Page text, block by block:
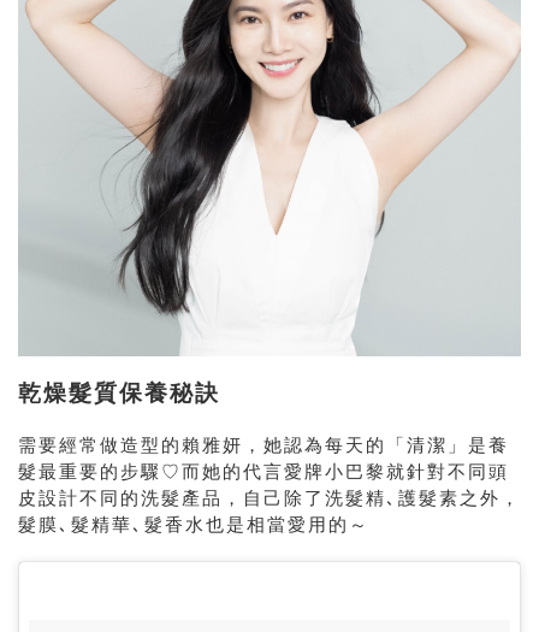
乾燥髮質保養秘訣
需要經常做造型的賴雅妍，她認為每天的「清潔」是養
髮最重要的步驟♡而她的代言愛牌小巴黎就針對不同頭
皮設計不同的洗髮產品，自己除了洗髮精､護髮素之外，
髮膜､髮精華､髮香水也是相當愛用的～